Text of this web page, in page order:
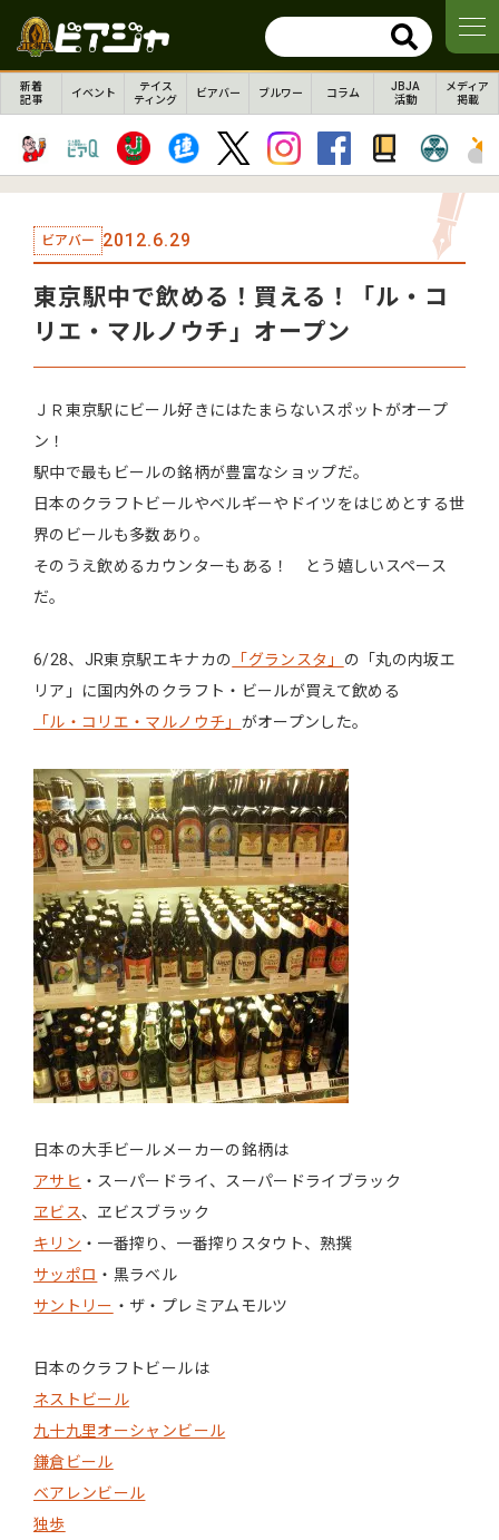
新着
記事
イベント
テイス
ティング
ビアバー ブルワー コラム
JBJA
活動
メディア
掲載
ビアバー 2012.6.29
東京駅中で飲める！買える！「ル・コ
リエ・マルノウチ」オープン
ＪＲ東京駅にビール好きにはたまらないスポットがオープ
ン！
駅中で最もビールの銘柄が豊富なショップだ。
日本のクラフトビールやベルギーやドイツをはじめとする世
界のビールも多数あり。
そのうえ飲めるカウンターもある！ とう嬉しいスペース
だ。
6/28、JR東京駅エキナカの 「グランスタ」 の「丸の内坂エ
リア」に国内外のクラフト・ビールが買えて飲める
「ル・コリエ・マルノウチ」 がオープンした。
日本の大手ビールメーカーの銘柄は
アサヒ ・スーパードライ、スーパードライブラック
ヱビス、ヱビスブラック
キリン ・一番搾り、一番搾りスタウト、熟撰
サッポロ ・黒ラベル
サントリー ・ザ・プレミアムモルツ
日本のクラフトビールは
ネストビール
九十九里オーシャンビール
鎌倉ビール
ベアレンビール
独歩